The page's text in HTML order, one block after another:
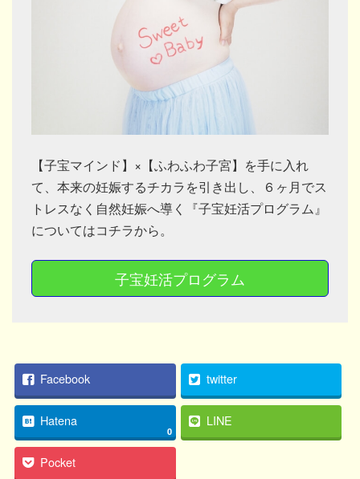
【子宝マインド】×【ふわふわ子宮】を手に入れ
て、本来の妊娠するチカラを引き出し、６ヶ月でス
トレスなく自然妊娠へ導く『子宝妊活プログラム』
についてはコチラから。
子宝妊活プログラム
Facebook twitter
Hatena
0
LINE
Pocket